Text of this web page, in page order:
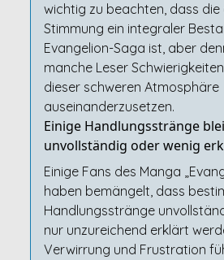
wichtig zu beachten, dass
Stimmung ein integraler
Evangelion-Saga ist, aber
manche Leser
dieser schweren Atmosphäre
auseinanderzusetzen.
Einige Handlungsstränge
unvollständig oder wenig
Einige Fans des Manga
haben bemängelt, dass
Handlungsstränge
nur unzureichend erklärt
Verwirrung und Frustration